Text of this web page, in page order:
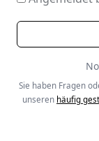
Sie haben Fragen
unseren häufig